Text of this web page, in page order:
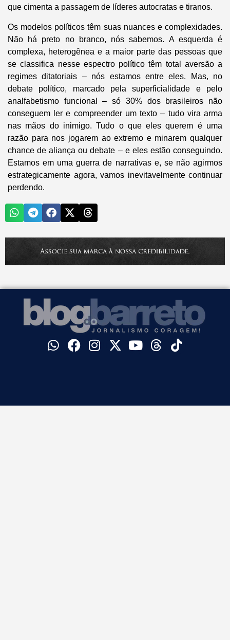
que cimenta a passagem de líderes autocratas e tiranos.
Os modelos políticos têm suas nuances e complexidades.
Não há preto no branco, nós sabemos. A esquerda é
complexa, heterogênea e a maior parte das pessoas que
se classifica nesse espectro político têm total aversão a
regimes ditatoriais – nós estamos entre eles. Mas, no
debate político, marcado pela superficialidade e pelo
analfabetismo funcional – só 30% dos brasileiros não
conseguem ler e compreender um texto – tudo vira arma
nas mãos do inimigo. Tudo o que eles querem é uma
razão para nos jogarem ao extremo e minarem qualquer
chance de aliança ou debate – e eles estão conseguindo.
Estamos em uma guerra de narrativas e, se não agirmos
estrategicamente agora, vamos inevitavelmente continuar
perdendo.